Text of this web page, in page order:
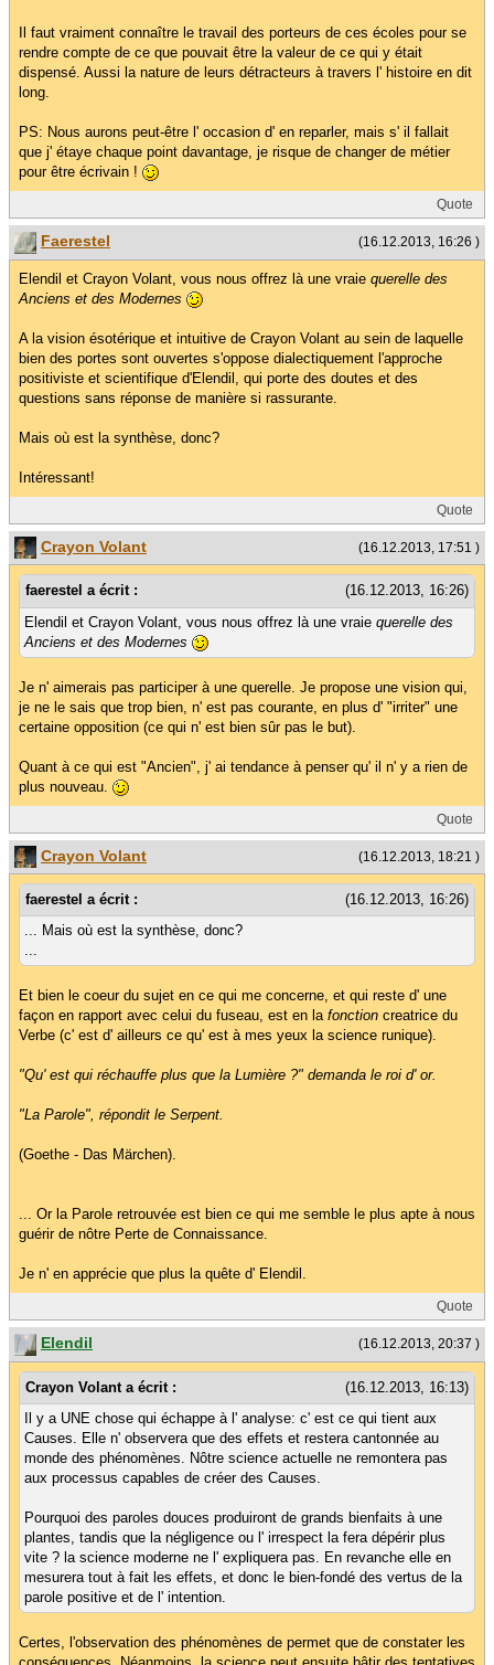
Il faut vraiment connaître le travail des porteurs de ces écoles pour se
rendre compte de ce que pouvait être la valeur de ce qui y était
dispensé. Aussi la nature de leurs détracteurs à travers l' histoire en dit
long.
PS: Nous aurons peut-être l' occasion d' en reparler, mais s' il fallait
que j' étaye chaque point davantage, je risque de changer de métier
pour être écrivain !
Quote
(16.12.2013, 16:26 )
Faerestel
Elendil et Crayon Volant, vous nous offrez là une vraie querelle des
Anciens et des Modernes
A la vision ésotérique et intuitive de Crayon Volant au sein de laquelle
bien des portes sont ouvertes s'oppose dialectiquement l'approche
positiviste et scientifique d'Elendil, qui porte des doutes et des
questions sans réponse de manière si rassurante.
Mais où est la synthèse, donc?
Intéressant!
Quote
(16.12.2013, 17:51 )
Crayon Volant
(16.12.2013, 16:26)
faerestel a écrit :
Elendil et Crayon Volant, vous nous offrez là une vraie querelle des
Anciens et des Modernes
Je n' aimerais pas participer à une querelle. Je propose une vision qui,
je ne le sais que trop bien, n' est pas courante, en plus d' "irriter" une
certaine opposition (ce qui n' est bien sûr pas le but).
Quant à ce qui est "Ancien", j' ai tendance à penser qu' il n' y a rien de
plus nouveau.
Quote
(16.12.2013, 18:21 )
Crayon Volant
(16.12.2013, 16:26)
faerestel a écrit :
... Mais où est la synthèse, donc?
...
Et bien le coeur du sujet en ce qui me concerne, et qui reste d' une
façon en rapport avec celui du fuseau, est en la fonction creatrice du
Verbe (c' est d' ailleurs ce qu' est à mes yeux la science runique).
"Qu' est qui réchauffe plus que la Lumière ?" demanda le roi d' or.
"La Parole", répondit le Serpent.
(Goethe - Das Märchen).
... Or la Parole retrouvée est bien ce qui me semble le plus apte à nous
guérir de nôtre Perte de Connaissance.
Je n' en apprécie que plus la quête d' Elendil.
Quote
(16.12.2013, 20:37 )
Elendil
(16.12.2013, 16:13)
Crayon Volant a écrit :
Il y a UNE chose qui échappe à l' analyse: c' est ce qui tient aux
Causes. Elle n' observera que des effets et restera cantonnée au
monde des phénomènes. Nôtre science actuelle ne remontera pas
aux processus capables de créer des Causes.
Pourquoi des paroles douces produiront de grands bienfaits à une
plantes, tandis que la négligence ou l' irrespect la fera dépérir plus
vite ? la science moderne ne l' expliquera pas. En revanche elle en
mesurera tout à fait les effets, et donc le bien-fondé des vertus de la
parole positive et de l' intention.
Certes, l'observation des phénomènes de permet que de constater les